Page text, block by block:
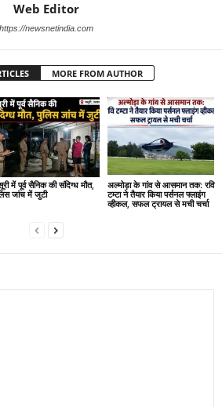
Web Editor
https://newsnetindia.com
MORE FROM AUTHOR
में पूर्व सैनिक की संदिग्ध मौत,
जांच में जुटी
अल्मोड़ा के गांव से आसमान तक: रवि
टम्टा ने तैयार किया पर्सनल फ्लाइंग
व्हीकल, सफल ट्रायल से मची चर्चा